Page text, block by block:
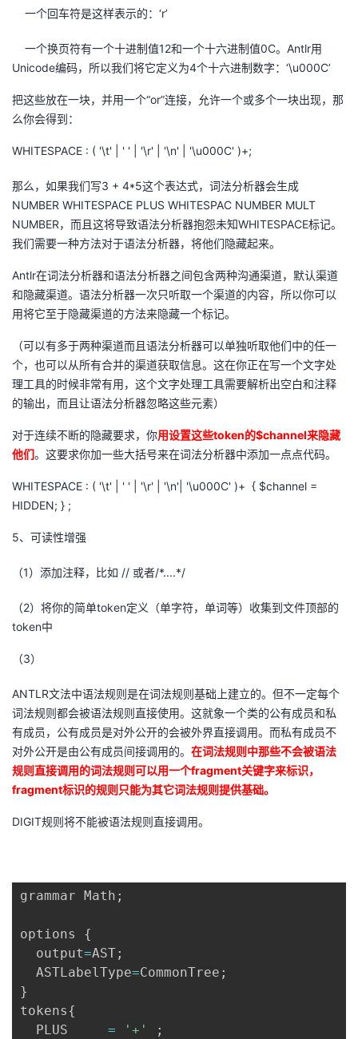
一个回车符是这样表示的：‘r’
一个换页符有一个十进制值12和一个十六进制值0C。 Antlr用
Unicode编码，所以我们将它定义为4个十六进制数字：‘\u000C’
把这些放在一块，并用一个“or”连接，允许一个或多个一块出现，那
么你会得到：
WHITESPACE : ( '\t' | ' ' | '\r' | '\n' | '\u000C' )+;
那么，如果我们写3 + 4*5这个表达式，词法分析器会生成
NUMBER WHITESPACE PLUS WHITESPAC NUMBER MULT
NUMBER，而且这将导致语法分析器抱怨未知WHITESPACE标记。
我们需要一种方法对于语法分析器，将他们隐藏起来。
Antlr在词法分析器和语法分析器之间包含两种沟通渠道，默认渠道
和隐藏渠道。语法分析器一次只听取一个渠道的内容，所以你可以
用将它至于隐藏渠道的方法来隐藏一个标记。
（可以有多于两种渠道而且语法分析器可以单独听取他们中的任一
个，也可以从所有合并的渠道获取信息。这在你正在写一个文字处
理工具的时候非常有用，这个文字处理工具需要解析出空白和注释
的输出，而且让语法分析器忽略这些元素）
对于连续不断的隐藏要求，你用设置这些token的$channel来隐藏
他们。这要求你加一些大括号来在词法分析器中添加一点点代码。
WHITESPACE : ( '\t' | ' ' | '\r' | '\n'| '\u000C' )+ { $channel =
HIDDEN; } ;
5、可读性增强
（1）添加注释，比如 // 或者/*....*/
（2）将你的简单token定义（单字符，单词等）收集到文件顶部的
token中
（3）
ANTLR文法中语法规则是在词法规则基础上建立的。但不一定每个
词法规则都会被语法规则直接使用。这就象一个类的公有成员和私
有成员，公有成员是对外公开的会被外界直接调用。而私有成员不
对外公开是由公有成员间接调用的。 在词法规则中那些不会被语法
规则直接调用的词法规则可以用一个fragment关键字来标识，
fragment标识的规则只能为其它词法规则提供基础。
DIGIT规则将不能被语法规则直接调用。
grammar Math ;
options {
  output
=AST;
  ASTLabelType
=CommonTree ;
}
tokens{
  PLUS
= '+'
;